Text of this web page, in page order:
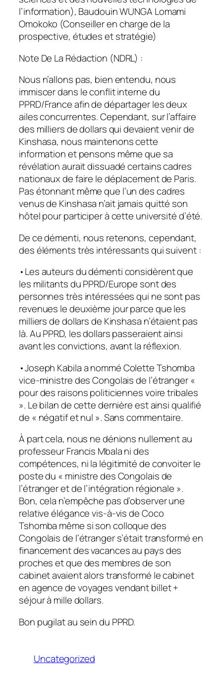
l’information), Baudouin WUNGA Lomami
Omokoko (Conseiller en charge de la
prospective, études et stratégie)
Note De La Rédaction (NDRL) :
Nous n’allons pas, bien entendu, nous
immiscer dans le conflit interne du
PPRD/France afin de départager les deux
ailes concurrentes. Cependant, sur l’affaire
des milliers de dollars qui devaient venir de
Kinshasa, nous maintenons cette
information et pensons même que sa
révélation aurait dissuadé certains cadres
nationaux de faire le déplacement de Paris.
Pas étonnant même que l’un des cadres
venus de Kinshasa n’ait jamais quitté son
hôtel pour participer à cette université d’été.
De ce démenti, nous retenons, cependant,
des éléments très intéressants qui suivent :
•Les auteurs du démenti considèrent que
les militants du PPRD/Europe sont des
personnes très intéressées qui ne sont pas
revenues le deuxième jour parce que les
milliers de dollars de Kinshasa n’étaient pas
là. Au PPRD, les dollars passeraient ainsi
avant les convictions, avant la réflexion.
•Joseph Kabila a nommé Colette Tshomba
vice-ministre des Congolais de l’étranger «
pour des raisons politiciennes voire tribales
». Le bilan de cette dernière est ainsi qualifié
de « négatif et nul ». Sans commentaire.
À part cela, nous ne dénions nullement au
professeur Francis Mbala ni des
compétences, ni la légitimité de convoiter le
poste du « ministre des Congolais de
l’étranger et de l’intégration régionale ».
Bon, cela n’empêche pas d’observer une
relative élégance vis-à-vis de Coco
Tshomba même si son colloque des
Congolais de l’étranger s’était transformé en
financement des vacances au pays des
proches et que des membres de son
cabinet avaient alors transformé le cabinet
en agence de voyages vendant billet +
séjour à mille dollars.
Bon pugilat au sein du PPRD.
Uncategorized